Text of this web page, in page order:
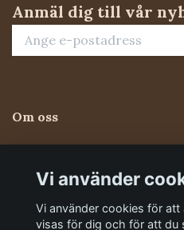
Anmäl dig till vår
Om oss
Sociala medier
Vi använder
Vi använder cookies för att
visas för dig och för att du